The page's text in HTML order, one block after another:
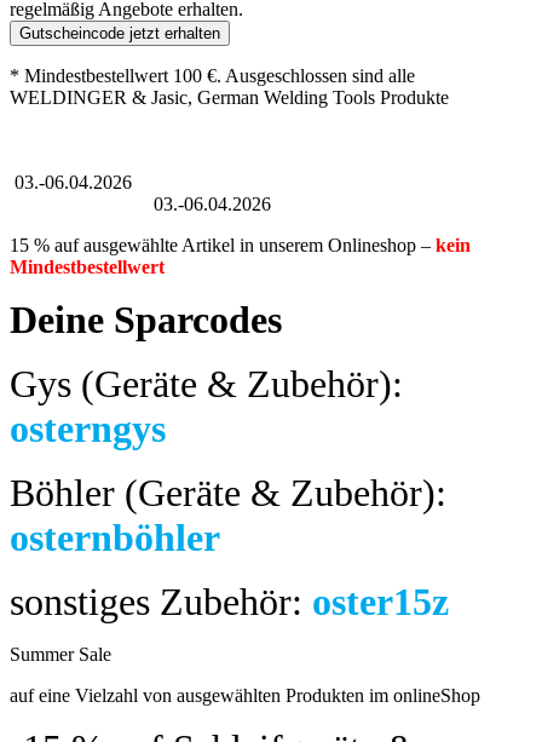
regelmäßig Angebote erhalten.
Gutscheincode jetzt erhalten
* Mindestbestellwert 100 €. Ausgeschlossen sind alle
WELDINGER & Jasic, German Welding Tools Produkte
03.-06.04.2026
03.-06.04.2026
15 % auf ausgewählte Artikel in unserem Onlineshop – kein
Mindestbestellwert
Deine Sparcodes
Gys (Geräte & Zubehör):
osterngys
Böhler (Geräte & Zubehör):
osternböhler
sonstiges Zubehör: oster15z
Summer Sale
auf eine Vielzahl von ausgewählten Produkten im onlineShop